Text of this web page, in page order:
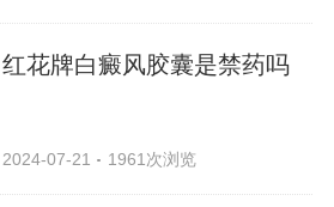
红花牌白癜风胶囊是禁药吗
2024-07-21 1961次浏览